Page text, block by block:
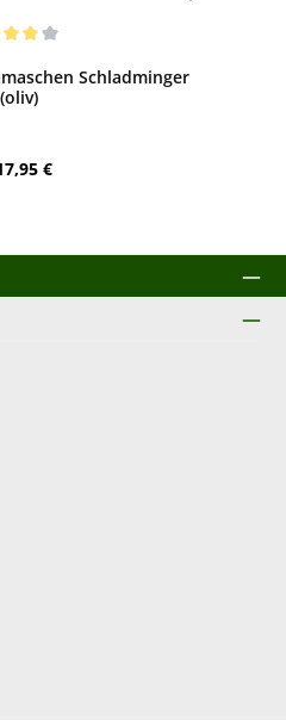
Schladminger
(oliv)
Preis:
€